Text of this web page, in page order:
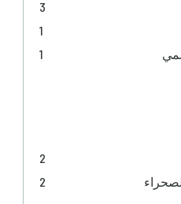
3
1
1
2
2